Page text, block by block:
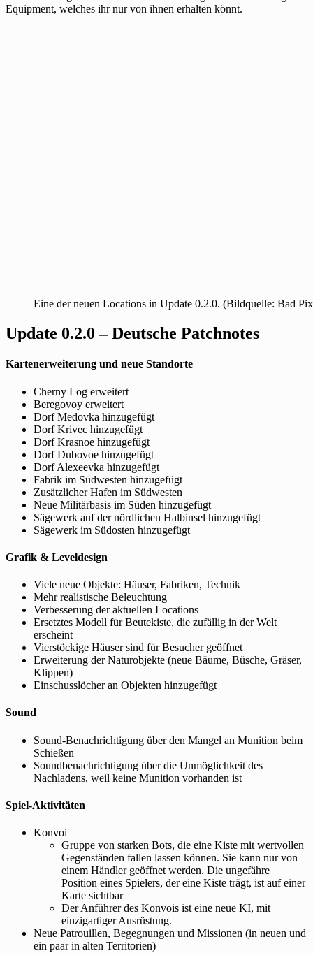
Equipment, welches ihr nur von ihnen erhalten könnt.
Eine der neuen Locations in Update 0.2.0. (Bildquelle: Bad
Update 0.2.0 – Deutsche Patchnotes
Kartenerweiterung und neue Standorte
Cherny Log erweitert
Beregovoy erweitert
Dorf Medovka hinzugefügt
Dorf Krivec hinzugefügt
Dorf Krasnoe hinzugefügt
Dorf Dubovoe hinzugefügt
Dorf Alexeevka hinzugefügt
Fabrik im Südwesten hinzugefügt
Zusätzlicher Hafen im Südwesten
Neue Militärbasis im Süden hinzugefügt
Sägewerk auf der nördlichen Halbinsel hinzugefügt
Sägewerk im Südosten hinzugefügt
Grafik & Leveldesign
Viele neue Objekte: Häuser, Fabriken, Technik
Mehr realistische Beleuchtung
Verbesserung der aktuellen Locations
Ersetztes Modell für Beutekiste, die zufällig in der Welt
erscheint
Vierstöckige Häuser sind für Besucher geöffnet
Erweiterung der Naturobjekte (neue Bäume, Büsche, Gräser,
Klippen)
Einschusslöcher an Objekten hinzugefügt
Sound
Sound-Benachrichtigung über den Mangel an Munition beim
Schießen
Soundbenachrichtigung über die Unmöglichkeit des
Nachladens, weil keine Munition vorhanden ist
Spiel-Aktivitäten
Konvoi
Gruppe von starken Bots, die eine Kiste mit wertvollen
Gegenständen fallen lassen können. Sie kann nur von
einem Händler geöffnet werden. Die ungefähre
Position eines Spielers, der eine Kiste trägt, ist auf einer
Karte sichtbar
Der Anführer des Konvois ist eine neue KI, mit
einzigartiger Ausrüstung.
Neue Patrouillen, Begegnungen und Missionen (in neuen und
ein paar in alten Territorien)